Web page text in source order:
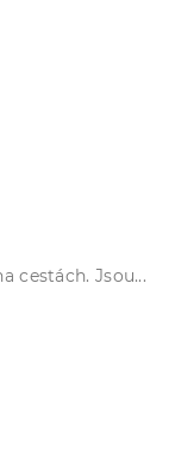
cestách. Jsou...